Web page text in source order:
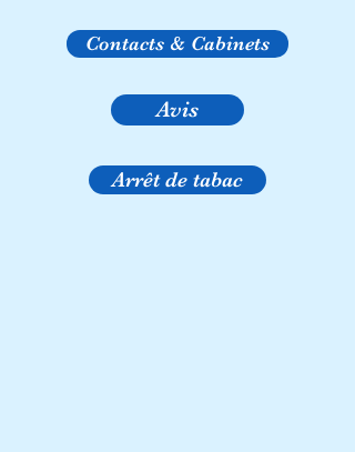
Contacts & Cabinets
Avis
Arrêt de tabac